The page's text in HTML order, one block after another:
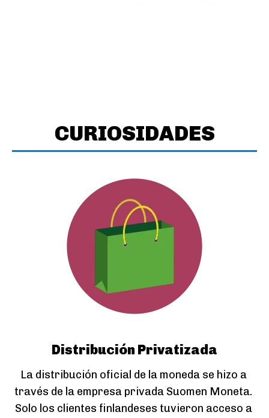
CURIOSIDADES
Distribución Privatizada
La distribución oficial de la moneda se hizo a
través de la empresa privada Suomen Moneta.
Solo los clientes finlandeses tuvieron acceso a